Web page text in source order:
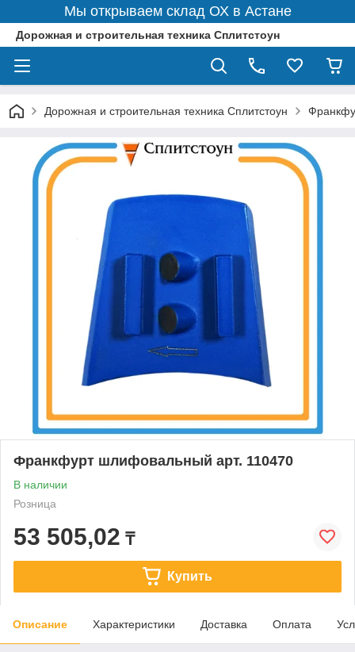
Мы открываем склад ОХ в Астане
Дорожная и строительная техника Сплитстоун
Дорожная и строительная техника Сплитстоун
Франкфурт шлифовальный арт. 110470
В наличии
Розница
53 505,02 ₸
Купить
Описание Характеристики Доставка Оплата